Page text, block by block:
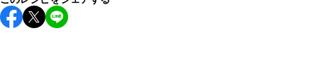
保存期間は冷蔵で翌日中が目安です。なるべくお早めにお召
し上がりください。